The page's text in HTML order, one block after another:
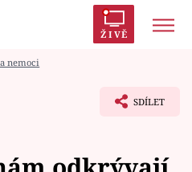
ŽIVĚ
nemoci
SDÍLET